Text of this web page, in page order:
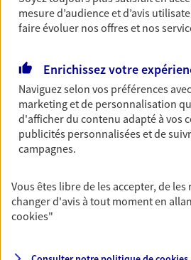
notre solution PER (Plan
spécialement conçue pour la
Santé
Couvrez vos dépenses de
votre famille avec la
vous ressemble.
Pour un avenir serein,
contrat prévoyance. Préservez
d'accident ou de maladie en
mesure d’audience et d’avis
faire évoluer nos offres et nos
Enrichissez votre
Naviguez selon vos préférences
marketing et de personnalisation
d'afficher du contenu adapté à vos
publicités personnalisées et de
campagnes.
Vous êtes libre de les accepter, de
changer d'avis à tout moment en
cookies"